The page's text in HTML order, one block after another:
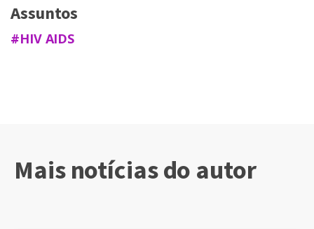
Assuntos
#HIV AIDS
Mais notícias do autor